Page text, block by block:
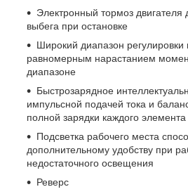
Электронный тормоз двигателя
выбега при остановке
Широкий диапазон
равномерным нарастанием
диапазоне
Быстрозарядное
импульсной подачей тока и
полной зарядки каждого элемента
Подсветка рабочего места
дополнительному удобству при
недостаточного освещения
Реверс